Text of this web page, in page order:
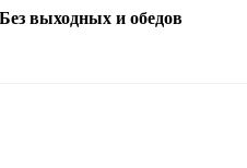
выходных и обедов